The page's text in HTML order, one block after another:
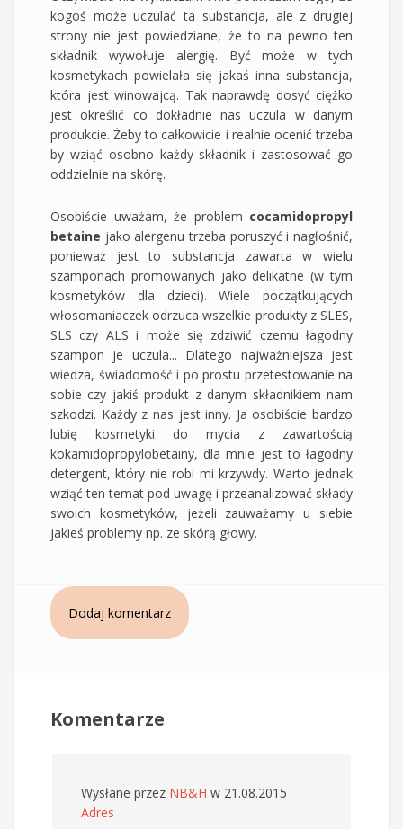
kogoś może uczulać ta substancja, ale z drugiej
strony nie jest powiedziane, że to na pewno ten
składnik wywołuje alergię. Być może w tych
kosmetykach powielała się jakaś inna substancja,
która jest winowajcą. Tak naprawdę dosyć ciężko
jest określić co dokładnie nas uczula w danym
produkcie. Żeby to całkowicie i realnie ocenić trzeba
by wziąć osobno każdy składnik i zastosować go
oddzielnie na skórę.
Osobiście uważam, że problem cocamidopropyl
betaine jako alergenu trzeba poruszyć i nagłośnić,
ponieważ jest to substancja zawarta w wielu
szamponach promowanych jako delikatne (w tym
kosmetyków dla dzieci). Wiele początkujących
włosomaniaczek odrzuca wszelkie produkty z SLES,
SLS czy ALS i może się zdziwić czemu łagodny
szampon je uczula... Dlatego najważniejsza jest
wiedza, świadomość i po prostu przetestowanie na
sobie czy jakiś produkt z danym składnikiem nam
szkodzi. Każdy z nas jest inny. Ja osobiście bardzo
lubię kosmetyki do mycia z zawartością
kokamidopropylobetainy, dla mnie jest to łagodny
detergent, który nie robi mi krzywdy. Warto jednak
wziąć ten temat pod uwagę i przeanalizować składy
swoich kosmetyków, jeżeli zauważamy u siebie
jakieś problemy np. ze skórą głowy.
Dodaj komentarz
Komentarze
Wysłane przez NB&H w 21.08.2015
Adres